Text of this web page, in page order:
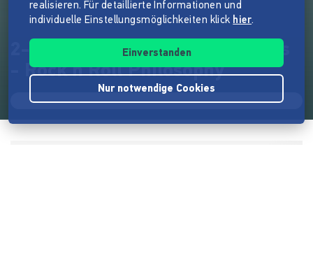
2-LP - Foggy Mountain Rockers
- Rock'n'Roll Philosophy
realisieren. Für detaillierte Informationen und
individuelle Einstellungsmöglichkeiten klick hier.
Einverstanden
Nur notwendige Cookies